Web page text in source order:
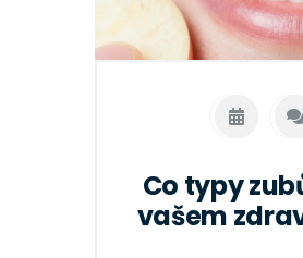
Co typy
vašem